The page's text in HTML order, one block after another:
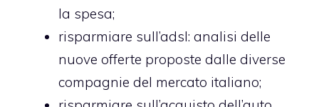
la spesa;
risparmiare sull’adsl: analisi delle
nuove offerte proposte dalle diverse
compagnie del mercato italiano;